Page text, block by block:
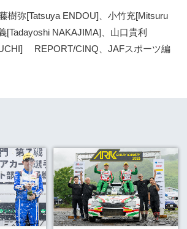
樹弥[Tatsuya ENDOU]、小竹充[Mitsuru
[Tadayoshi NAKAJIMA]、山口貴利
REPORT/CINQ、JAFスポーツ編